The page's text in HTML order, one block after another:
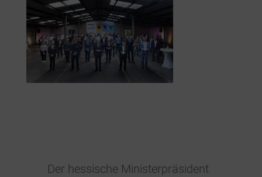
Der hessische Ministerpräsident